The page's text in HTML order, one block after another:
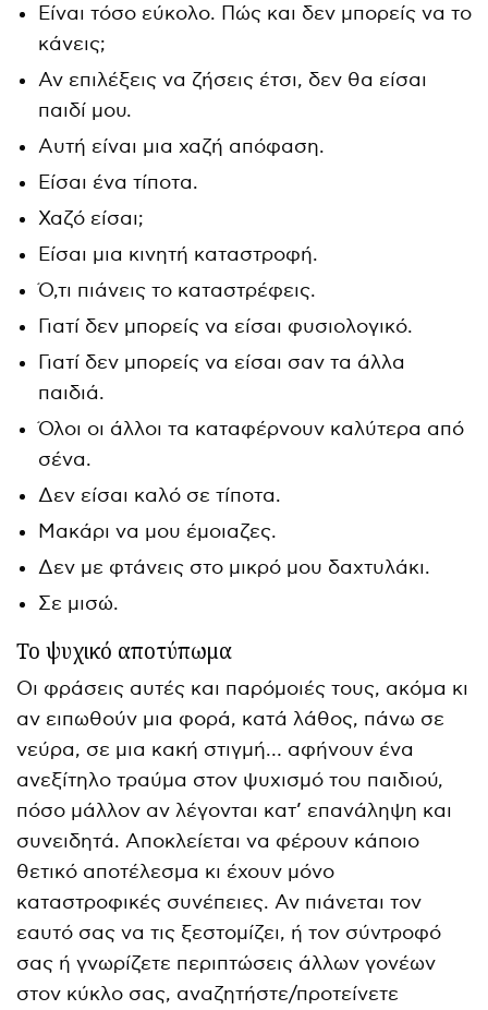
Είναι τόσο εύκολο. Πώς και δεν μπορείς να το
κάνεις;
Αν επιλέξεις να ζήσεις έτσι, δεν θα είσαι
παιδί μου.
Αυτή είναι μια χαζή απόφαση.
Είσαι ένα τίποτα.
Χαζό είσαι;
Είσαι μια κινητή καταστροφή.
Ό,τι πιάνεις το καταστρέφεις.
Γιατί δεν μπορείς να είσαι φυσιολογικό.
Γιατί δεν μπορείς να είσαι σαν τα άλλα
παιδιά.
Όλοι οι άλλοι τα καταφέρνουν καλύτερα από
σένα.
Δεν είσαι καλό σε τίποτα.
Μακάρι να μου έμοιαζες.
Δεν με φτάνεις στο μικρό μου δαχτυλάκι.
Σε μισώ.
Το ψυχικό αποτύπωμα
Οι φράσεις αυτές και παρόμοιές τους, ακόμα κι
αν ειπωθούν μια φορά, κατά λάθος, πάνω σε
νεύρα, σε μια κακή στιγμή… αφήνουν ένα
ανεξίτηλο τραύμα στον ψυχισμό του παιδιού,
πόσο μάλλον αν λέγονται κατ’ επανάληψη και
συνειδητά. Αποκλείεται να φέρουν κάποιο
θετικό αποτέλεσμα κι έχουν μόνο
καταστροφικές συνέπειες. Αν πιάνεται τον
εαυτό σας να τις ξεστομίζει, ή τον σύντροφό
σας ή γνωρίζετε περιπτώσεις άλλων γονέων
στον κύκλο σας, αναζητήστε/προτείνετε